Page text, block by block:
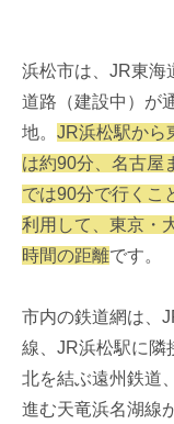
浜松市は、JR東海
道路（建設中）が
地。 JR浜松駅から
は約90分、名古屋
では90分で行くこ
利用して、東京・
時間の距離です。
市内の鉄道網は、
線、JR浜松駅に隣
北を結ぶ遠州鉄道
進む天竜浜名湖線